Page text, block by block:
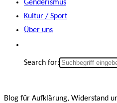
Genderismus
Kultur / Sport
Über uns
Search for:
Blog für Aufklärung, Widerstand